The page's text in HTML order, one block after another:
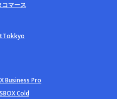
マース
Business Pro
Cold